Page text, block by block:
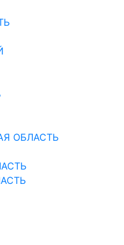
ОБЛАСТЬ